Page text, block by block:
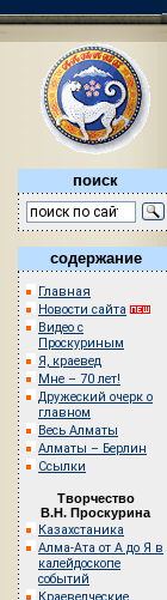
поиск
содержание
Главная
Новости сайта
Видео с
Проскуриным
Я, краевед
Мне – 70 лет!
Дружеский очерк о
главном
Весь Алматы
Алматы – Берлин
Ссылки
Творчество
В.Н. Проскурина
Казахстаника
Алма-Ата от А до Я в
калейдоскопе
событий